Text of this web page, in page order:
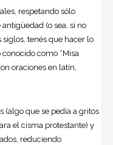
respetando sólo
(o sea, si no
tenés que hacer lo
como “Misa
oraciones en latín,
(algo que se pedía a gritos
el cisma protestante) y
reduciendo